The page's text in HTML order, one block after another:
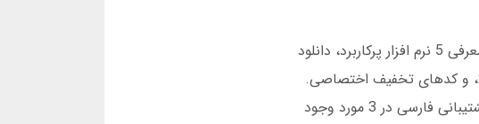
اگر به دنبال نرم افزار آنالیز فوتبال شرط بندی هستید، این مقاله دقیقاً 17 نکته کلیدی را پوشش می دهد: معرفی 5 نرم افزار پرکاربرد، دانلود
نرم افزار آنالیز فوتبال شرط بندی برای اندروید، راهنمای مقایسه نرم افزارهای آنالیز فوتبال شرط بندی 2025، و کدهای تخفیف اختصاصی.
تمام نرم افزارها تست شده اند و دقت آنها بر اساس داده های واقعی لیگ های اروپا بررسی شده است. پشتیبانی فارسی در 3 مورد وجود